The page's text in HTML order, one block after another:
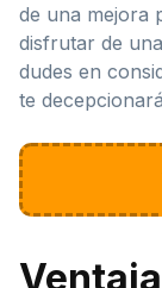
de una mejora
disfrutar de
dudes en
te